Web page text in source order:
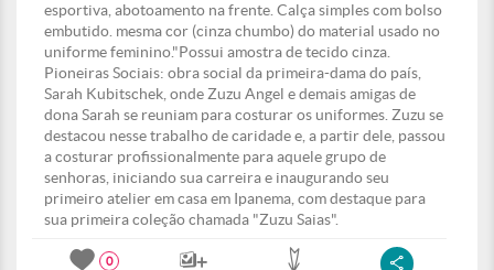
esportiva, abotoamento na frente. Calça simples com bolso
embutido. mesma cor (cinza chumbo) do material usado no
uniforme feminino."Possui amostra de tecido cinza.
Pioneiras Sociais: obra social da primeira-dama do país,
Sarah Kubitschek, onde Zuzu Angel e demais amigas de
dona Sarah se reuniam para costurar os uniformes. Zuzu se
destacou nesse trabalho de caridade e, a partir dele, passou
a costurar profissionalmente para aquele grupo de
senhoras, iniciando sua carreira e inaugurando seu
primeiro atelier em casa em Ipanema, com destaque para
sua primeira coleção chamada "Zuzu Saias".
0